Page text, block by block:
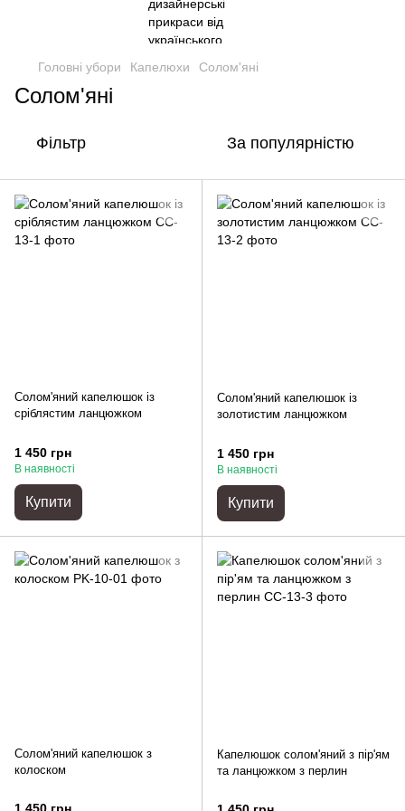
Головні убори Капелюхи Солом'яні
Солом'яні
Фільтр За популярністю
Солом'яний капелюшок із
сріблястим ланцюжком
1 450 грн
В наявності
Купити
Солом'яний капелюшок із
золотистим ланцюжком
1 450 грн
В наявності
Купити
Солом'яний капелюшок з
колоском
Капелюшок солом'яний з пір'ям
та ланцюжком з перлин